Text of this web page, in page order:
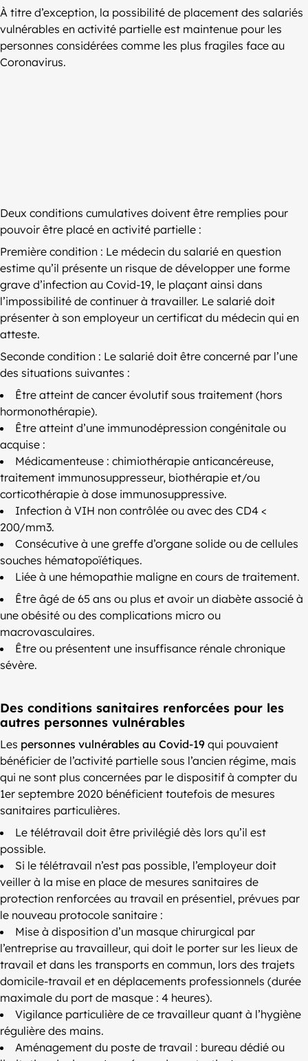
À titre d’exception, la possibilité de placement des salariés
vulnérables en activité partielle est maintenue pour les
personnes considérées comme les plus fragiles face au
Coronavirus.
Deux conditions cumulatives doivent être remplies pour
pouvoir être placé en activité partielle :
Première condition : Le médecin du salarié en question
estime qu’il présente un risque de développer une forme
grave d’infection au Covid-19, le plaçant ainsi dans
l’impossibilité de continuer à travailler. Le salarié doit
présenter à son employeur un certificat du médecin qui en
atteste.
Seconde condition : Le salarié doit être concerné par l’une
des situations suivantes :
Être atteint de cancer évolutif sous traitement (hors
hormonothérapie).
Être atteint d’une immunodépression congénitale ou
acquise :
Médicamenteuse : chimiothérapie anticancéreuse,
traitement immunosuppresseur, biothérapie et/ou
corticothérapie à dose immunosuppressive.
Infection à VIH non contrôlée ou avec des CD4 <
200/mm3.
Consécutive à une greffe d’organe solide ou de cellules
souches hématopoïétiques.
Liée à une hémopathie maligne en cours de traitement.
Être âgé de 65 ans ou plus et avoir un diabète associé à
une obésité ou des complications micro ou
macrovasculaires.
Être ou présentent une insuffisance rénale chronique
sévère.
Des conditions sanitaires renforcées pour les
autres personnes vulnérables
Les personnes vulnérables au Covid-19 qui pouvaient
bénéficier de l’activité partielle sous l’ancien régime, mais
qui ne sont plus concernées par le dispositif à compter du
1er septembre 2020 bénéficient toutefois de mesures
sanitaires particulières.
Le télétravail doit être privilégié dès lors qu’il est
possible.
Si le télétravail n’est pas possible, l’employeur doit
veiller à la mise en place de mesures sanitaires de
protection renforcées au travail en présentiel, prévues par
le nouveau protocole sanitaire :
Mise à disposition d’un masque chirurgical par
l’entreprise au travailleur, qui doit le porter sur les lieux de
travail et dans les transports en commun, lors des trajets
domicile-travail et en déplacements professionnels (durée
maximale du port de masque : 4 heures).
Vigilance particulière de ce travailleur quant à l’hygiène
régulière des mains.
Aménagement du poste de travail : bureau dédié ou